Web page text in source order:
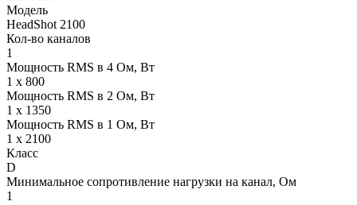
Модель
HeadShot 2100
Кол-во каналов
1
Мощность RMS в 4 Ом, Вт
1 x 800
Мощность RMS в 2 Ом, Вт
1 x 1350
Мощность RMS в 1 Ом, Вт
1 x 2100
Класс
D
Минимальное сопротивление нагрузки на канал, Ом
1